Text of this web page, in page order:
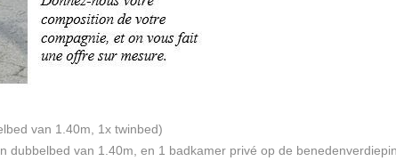
van 1.40m, 1x twinbed)
van 1.40m, en 1 badkamer privé op de